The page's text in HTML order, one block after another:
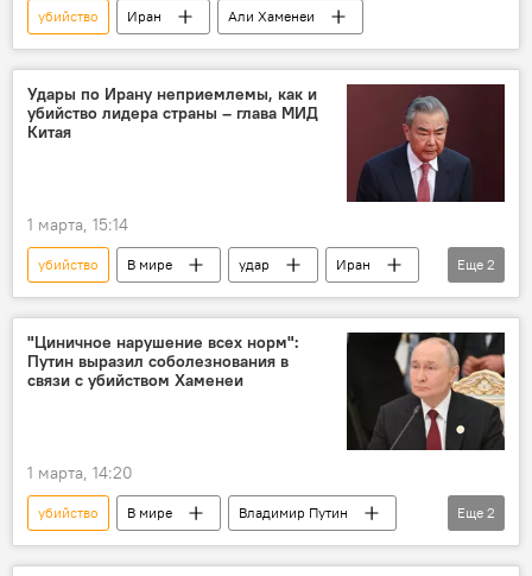
убийство Иран Али Хаменеи
Удары по Ирану неприемлемы, как и
убийство лидера страны – глава МИД
Китая
1 марта, 15:14
убийство В мире удар
Иран
МИД
Китай
Еще 2
"Циничное нарушение всех норм":
Путин выразил соболезнования в
связи с убийством Хаменеи
1 марта, 14:20
убийство В мире
Владимир Путин
Хаменеи
соболезнования
Еще 2